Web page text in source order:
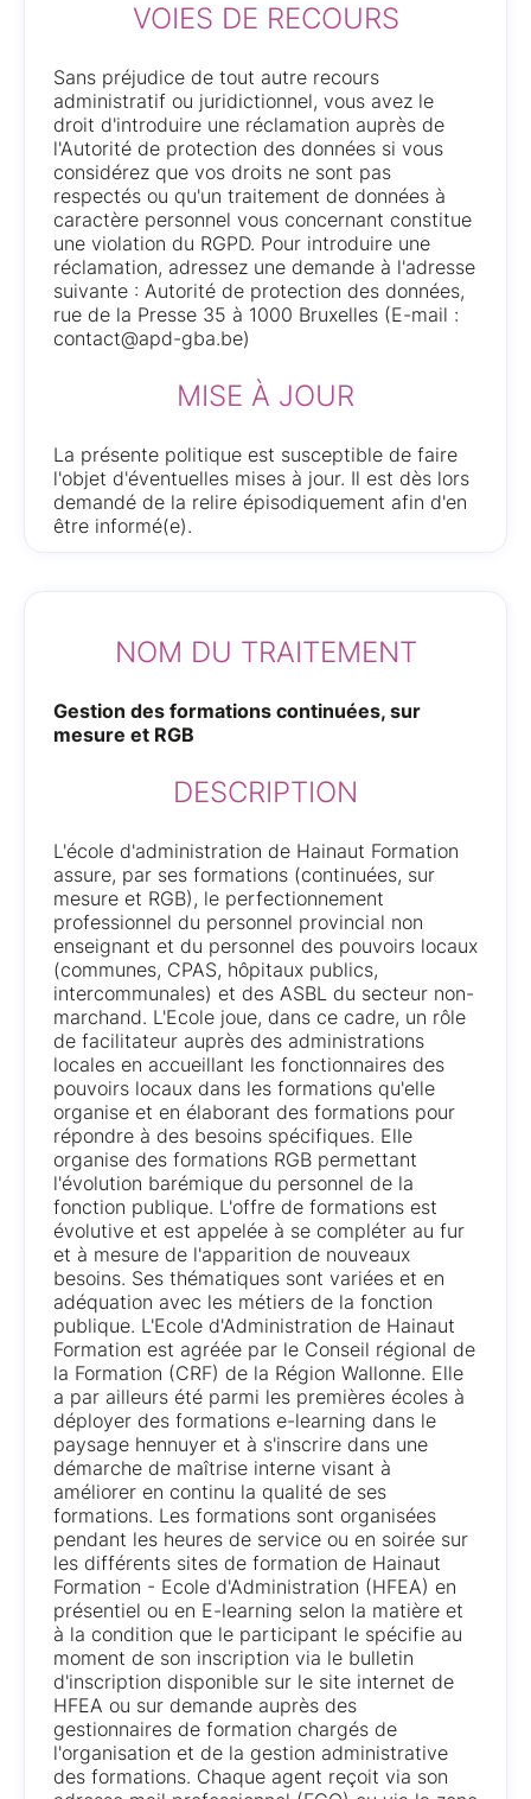
VOIES DE RECOURS
Sans préjudice de tout autre recours
administratif ou juridictionnel, vous avez le
droit d'introduire une réclamation auprès de
l'Autorité de protection des données si vous
considérez que vos droits ne sont pas
respectés ou qu'un traitement de données à
caractère personnel vous concernant constitue
une violation du RGPD. Pour introduire une
réclamation, adressez une demande à l'adresse
suivante : Autorité de protection des données,
rue de la Presse 35 à 1000 Bruxelles (E-mail :
contact@apd-gba.be)
MISE À JOUR
La présente politique est susceptible de faire
l'objet d'éventuelles mises à jour. Il est dès lors
demandé de la relire épisodiquement afin d'en
être informé(e).
NOM DU TRAITEMENT
Gestion des formations continuées, sur
mesure et RGB
DESCRIPTION
L'école d'administration de Hainaut Formation
assure, par ses formations (continuées, sur
mesure et RGB), le perfectionnement
professionnel du personnel provincial non
enseignant et du personnel des pouvoirs locaux
(communes, CPAS, hôpitaux publics,
intercommunales) et des ASBL du secteur non-
marchand. L'Ecole joue, dans ce cadre, un rôle
de facilitateur auprès des administrations
locales en accueillant les fonctionnaires des
pouvoirs locaux dans les formations qu'elle
organise et en élaborant des formations pour
répondre à des besoins spécifiques. Elle
organise des formations RGB permettant
l'évolution barémique du personnel de la
fonction publique. L'offre de formations est
évolutive et est appelée à se compléter au fur
et à mesure de l'apparition de nouveaux
besoins. Ses thématiques sont variées et en
adéquation avec les métiers de la fonction
publique. L'Ecole d'Administration de Hainaut
Formation est agréée par le Conseil régional de
la Formation (CRF) de la Région Wallonne. Elle
a par ailleurs été parmi les premières écoles à
déployer des formations e-learning dans le
paysage hennuyer et à s'inscrire dans une
démarche de maîtrise interne visant à
améliorer en continu la qualité de ses
formations. Les formations sont organisées
pendant les heures de service ou en soirée sur
les différents sites de formation de Hainaut
Formation - Ecole d'Administration (HFEA) en
présentiel ou en E-learning selon la matière et
à la condition que le participant le spécifie au
moment de son inscription via le bulletin
d'inscription disponible sur le site internet de
HFEA ou sur demande auprès des
gestionnaires de formation chargés de
l'organisation et de la gestion administrative
des formations. Chaque agent reçoit via son